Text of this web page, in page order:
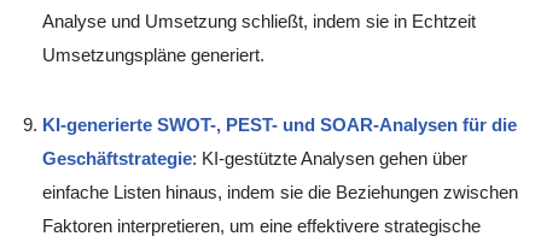
Analyse und Umsetzung schließt, indem sie in Echtzeit
Umsetzungspläne generiert.
KI-generierte SWOT-, PEST- und SOAR-Analysen für die
Geschäftstrategie: KI-gestützte Analysen gehen über
einfache Listen hinaus, indem sie die Beziehungen zwischen
Faktoren interpretieren, um eine effektivere strategische